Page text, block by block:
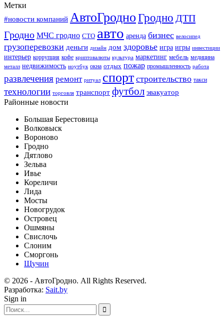
Метки
#новости компаний АвтоГродноГродно ДТП
Гродно МЧС гродно СТО авто аренда бизнес велосипед
грузоперевозки деньги дизайн дом здоровье игра игры инвестиции
интерьер коррупция кофе криптовалюты культура маркетинг мебель медицина
металл недвижимость ноутбук окна отдых пожар промышленность работа
развлечения ремонт ритуал спорт строительство такси
технологии торговля транспорт футбол эвакуатор
Районные новости
Большая Берестовица
Волковыск
Вороново
Гродно
Дятлово
Зельва
Ивье
Кореличи
Лида
Мосты
Новогрудок
Островец
Ошмяны
Свислочь
Слоним
Сморгонь
Щучин
© 2026 - АвтоГродно. All Rights Reserved.
Разработка: Sait.by
Sign in